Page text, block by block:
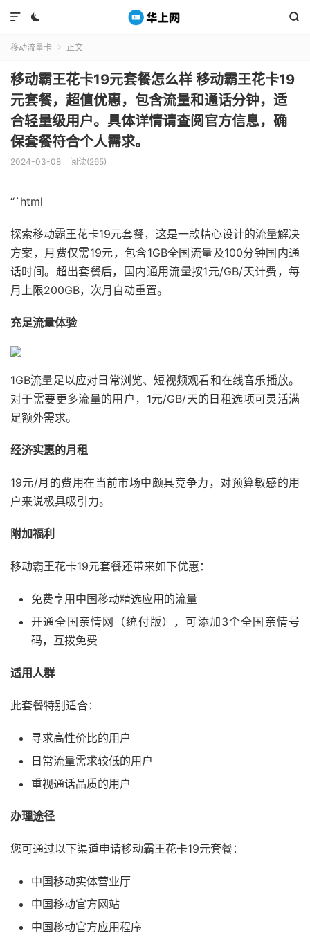
 

移动流量卡  正文
移动霸王花卡19元套餐怎么样 移动霸王花卡19
元套餐，超值优惠，包含流量和通话分钟，适
合轻量级用户。具体详情请查阅官方信息，确
保套餐符合个人需求。
2024-03-08 阅读(265)
“`html
探索移动霸王花卡19元套餐，这是一款精心设计的流量解决
方案，月费仅需19元，包含1GB全国流量及100分钟国内通
话时间。超出套餐后，国内通用流量按1元/GB/天计费，每
月上限200GB，次月自动重置。
充足流量体验
1GB流量足以应对日常浏览、短视频观看和在线音乐播放。
对于需要更多流量的用户，1元/GB/天的日租选项可灵活满
足额外需求。
经济实惠的月租
19元/月的费用在当前市场中颇具竞争力，对预算敏感的用
户来说极具吸引力。
附加福利
移动霸王花卡19元套餐还带来如下优惠：
免费享用中国移动精选应用的流量
开通全国亲情网（统付版），可添加3个全国亲情号
码，互拨免费
适用人群
此套餐特别适合：
寻求高性价比的用户
日常流量需求较低的用户
重视通话品质的用户
办理途径
您可通过以下渠道申请移动霸王花卡19元套餐：
中国移动实体营业厅
中国移动官方网站
中国移动官方应用程序